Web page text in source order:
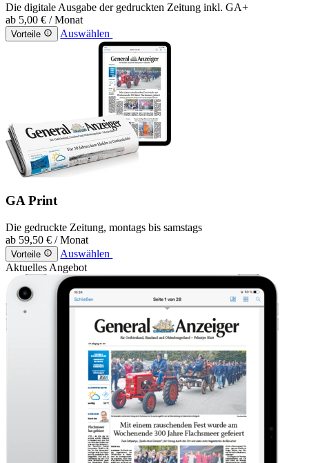
Die digitale Ausgabe der gedruckten Zeitung inkl. GA+
ab 5,00 € / Monat
Vorteile Auswählen
GA Print
Die gedruckte Zeitung, montags bis samstags
ab 59,50 € / Monat
Vorteile
Auswählen
Aktuelles Angebot